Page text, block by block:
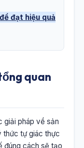
đạt hiệu quả
quan
giải pháp về sản
thức tự giác thực
đúng cách sẽ tạo